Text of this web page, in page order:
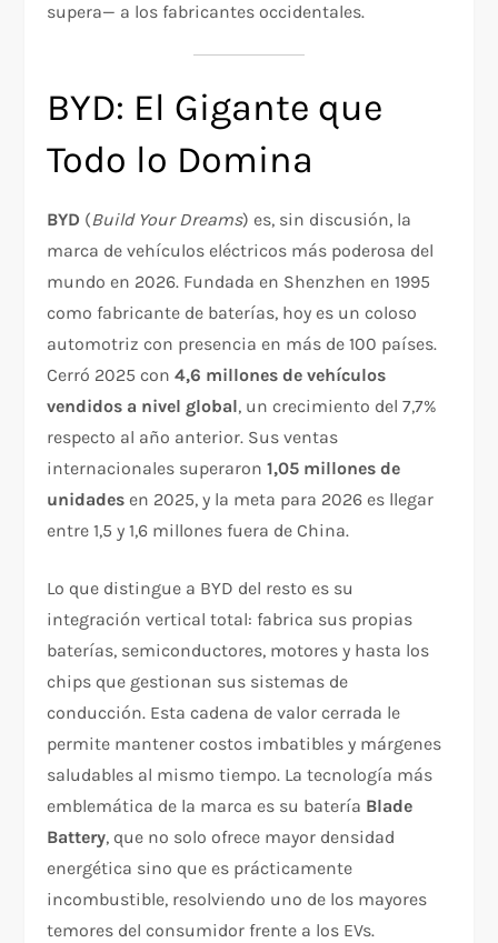
supera— a los fabricantes occidentales.
BYD: El Gigante que
Todo lo Domina
BYD (Build Your Dreams) es, sin discusión, la
marca de vehículos eléctricos más poderosa del
mundo en 2026. Fundada en Shenzhen en 1995
como fabricante de baterías, hoy es un coloso
automotriz con presencia en más de 100 países.
Cerró 2025 con4,6 millones de vehículos
vendidos a nivel global, un crecimiento del 7,7%
respecto al año anterior. Sus ventas
internacionales superaron1,05 millones de
unidades en 2025, y la meta para 2026 es llegar
entre 1,5 y 1,6 millones fuera de China.
Lo que distingue a BYD del resto es su
integración vertical total: fabrica sus propias
baterías, semiconductores, motores y hasta los
chips que gestionan sus sistemas de
conducción. Esta cadena de valor cerrada le
permite mantener costos imbatibles y márgenes
saludables al mismo tiempo. La tecnología más
emblemática de la marca es su batería Blade
Battery, que no solo ofrece mayor densidad
energética sino que es prácticamente
incombustible, resolviendo uno de los mayores
temores del consumidor frente a los EVs.